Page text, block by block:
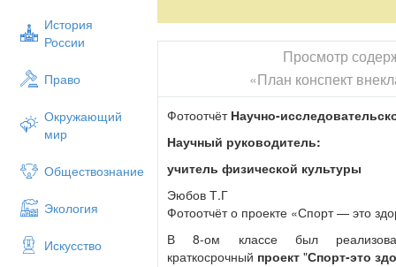
История
России
Право
Окружающий
мир
Обществознание
Экология
Искусство
Просмотр
«План конспект
Фотоотчёт Научно-
Научный руководитель:
учитель физической культуры
Эюбов Т.Г
Фотоотчёт о проекте «Спорт — это
В 8-ом классе был
краткосрочный проект"Спорт-это